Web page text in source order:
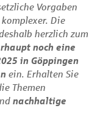
Vorgaben
Die
herzlich zum
noch eine
in Göppingen
ein. Erhalten Sie
Themen
nachhaltige